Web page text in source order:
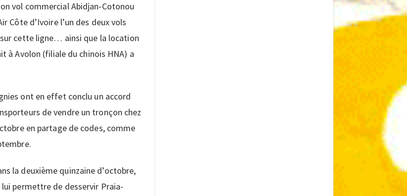
vol commercial Abidjan-Cotonou
Côte d’Ivoire l’un des deux vols
cette ligne… ainsi que la location
à Avolon (filiale du chinois HNA) a
ont en effet conclu un accord
de vendre un tronçon chez
en partage de codes, comme
la deuxième quinzaine d’octobre,
permettre de desservir Praia-